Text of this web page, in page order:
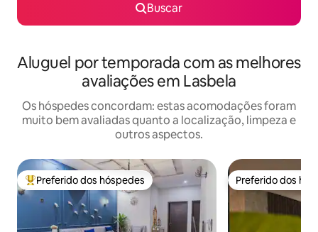
Buscar
Aluguel por temporada com as melhores
avaliações em Lasbela
Os hóspedes concordam: estas acomodações foram
muito bem avaliadas quanto a localização, limpeza e
outros aspectos.
Entre os melhores preferidos dos hóspedes
Preferido dos hóspedes Preferido dos
Preferido dos